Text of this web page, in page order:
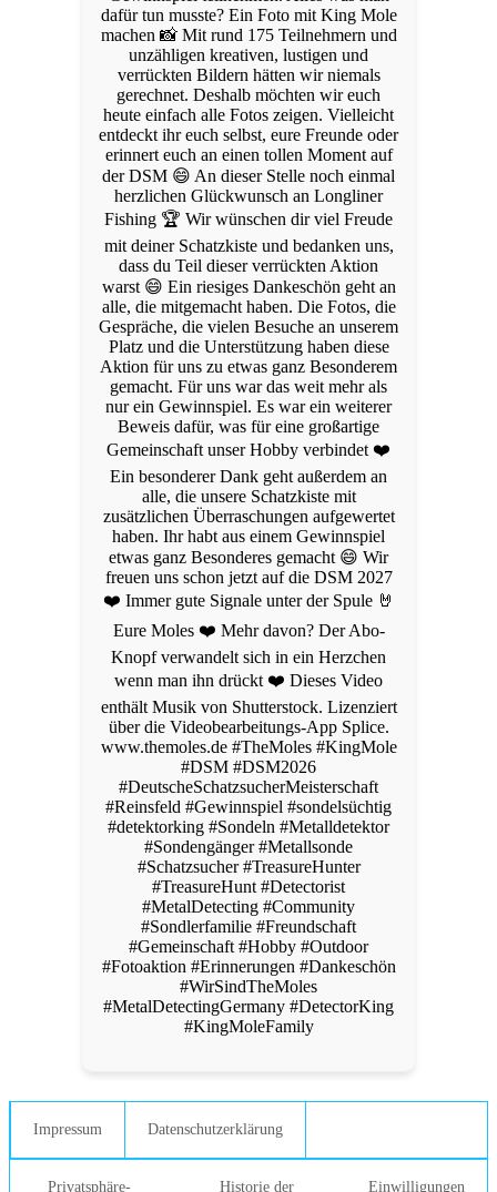
dafür tun musste? Ein Foto mit King Mole
machen 📸 Mit rund 175 Teilnehmern und
unzähligen kreativen, lustigen und
verrückten Bildern hätten wir niemals
gerechnet. Deshalb möchten wir euch
heute einfach alle Fotos zeigen. Vielleicht
entdeckt ihr euch selbst, eure Freunde oder
erinnert euch an einen tollen Moment auf
der DSM 😄 An dieser Stelle noch einmal
herzlichen Glückwunsch an Longliner
Fishing 🏆 Wir wünschen dir viel Freude
mit deiner Schatzkiste und bedanken uns,
dass du Teil dieser verrückten Aktion
warst 😄 Ein riesiges Dankeschön geht an
alle, die mitgemacht haben. Die Fotos, die
Gespräche, die vielen Besuche an unserem
Platz und die Unterstützung haben diese
Aktion für uns zu etwas ganz Besonderem
gemacht. Für uns war das weit mehr als
nur ein Gewinnspiel. Es war ein weiterer
Beweis dafür, was für eine großartige
Gemeinschaft unser Hobby verbindet ❤️
Ein besonderer Dank geht außerdem an
alle, die unsere Schatzkiste mit
zusätzlichen Überraschungen aufgewertet
haben. Ihr habt aus einem Gewinnspiel
etwas ganz Besonderes gemacht 😄 Wir
freuen uns schon jetzt auf die DSM 2027
❤️ Immer gute Signale unter der Spule 🤘
Eure Moles ❤️ Mehr davon? Der Abo-
Knopf verwandelt sich in ein Herzchen
wenn man ihn drückt ❤️ Dieses Video
enthält Musik von Shutterstock. Lizenziert
über die Videobearbeitungs-App Splice.
www.themoles.de #TheMoles #KingMole
#DSM #DSM2026
#DeutscheSchatzsucherMeisterschaft
#Reinsfeld #Gewinnspiel #sondelsüchtig
#detektorking #Sondeln #Metalldetektor
#Sondengänger #Metallsonde
#Schatzsucher #TreasureHunter
#TreasureHunt #Detectorist
#MetalDetecting #Community
#Sondlerfamilie #Freundschaft
#Gemeinschaft #Hobby #Outdoor
#Fotoaktion #Erinnerungen #Dankeschön
#WirSindTheMoles
#MetalDetectingGermany #DetectorKing
#KingMoleFamily
Impressum Datenschutzerklärung
Privatsphäre- Historie der Einwilligungen